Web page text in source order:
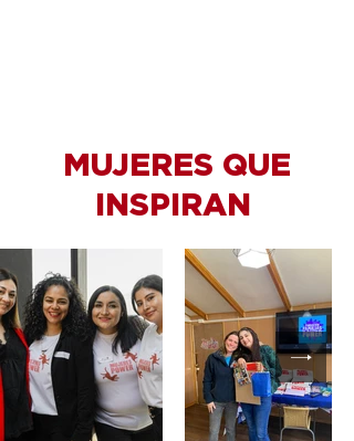
MUJERES QUE
INSPIRAN